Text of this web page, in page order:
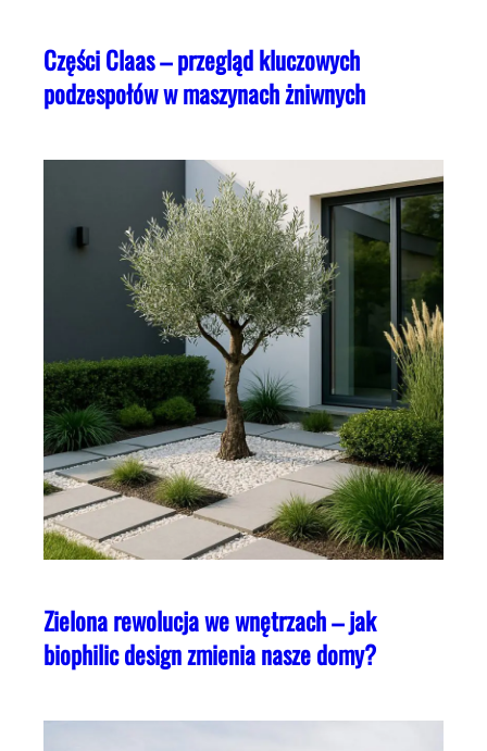
Części Claas – przegląd kluczowych
podzespołów w maszynach żniwnych
Zielona rewolucja we wnętrzach – jak
biophilic design zmienia nasze domy?